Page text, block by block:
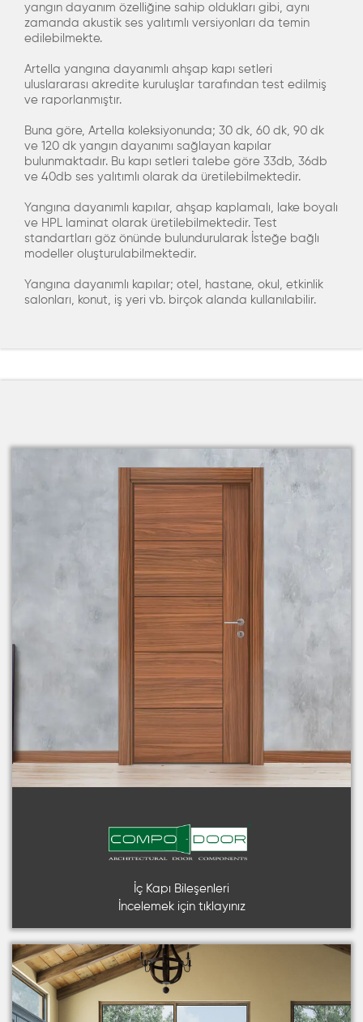
yangın dayanım özelliğine sahip oldukları gibi, aynı
zamanda akustik ses yalıtımlı versiyonları da temin
edilebilmekte.
Artella yangına dayanımlı ahşap kapı setleri
uluslararası akredite kuruluşlar tarafından test edilmiş
ve raporlanmıştır.
Buna göre, Artella koleksiyonunda; 30 dk, 60 dk, 90 dk
ve 120 dk yangın dayanımı sağlayan kapılar
bulunmaktadır. Bu kapı setleri talebe göre 33db, 36db
ve 40db ses yalıtımlı olarak da üretilebilmektedir.
Yangına dayanımlı kapılar, ahşap kaplamalı, lake boyalı
ve HPL laminat olarak üretilebilmektedir. Test
standartları göz önünde bulundurularak İsteğe bağlı
modeller oluşturulabilmektedir.
Yangına dayanımlı kapılar; otel, hastane, okul, etkinlik
salonları, konut, iş yeri vb. birçok alanda kullanılabilir.
İç Kapı Bileşenleri
İncelemek için tıklayınız